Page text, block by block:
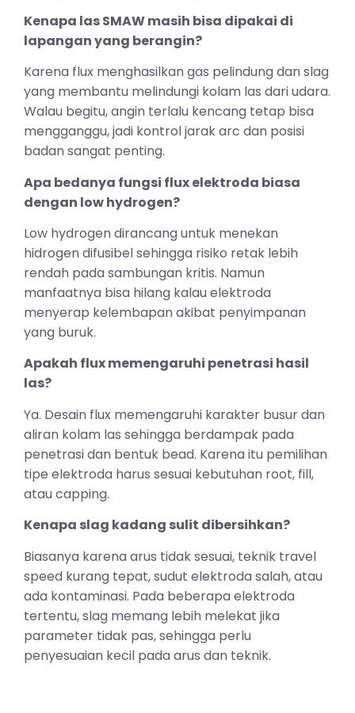
Kenapa las SMAW masih bisa dipakai di
lapangan yang berangin?
Karena flux menghasilkan gas pelindung dan slag
yang membantu melindungi kolam las dari udara.
Walau begitu, angin terlalu kencang tetap bisa
mengganggu, jadi kontrol jarak arc dan posisi
badan sangat penting.
Apa bedanya fungsi flux elektroda biasa
dengan low hydrogen?
Low hydrogen dirancang untuk menekan
hidrogen difusibel sehingga risiko retak lebih
rendah pada sambungan kritis. Namun
manfaatnya bisa hilang kalau elektroda
menyerap kelembapan akibat penyimpanan
yang buruk.
Apakah flux memengaruhi penetrasi hasil
las?
Ya. Desain flux memengaruhi karakter busur dan
aliran kolam las sehingga berdampak pada
penetrasi dan bentuk bead. Karena itu pemilihan
tipe elektroda harus sesuai kebutuhan root, fill,
atau capping.
Kenapa slag kadang sulit dibersihkan?
Biasanya karena arus tidak sesuai, teknik travel
speed kurang tepat, sudut elektroda salah, atau
ada kontaminasi. Pada beberapa elektroda
tertentu, slag memang lebih melekat jika
parameter tidak pas, sehingga perlu
penyesuaian kecil pada arus dan teknik.